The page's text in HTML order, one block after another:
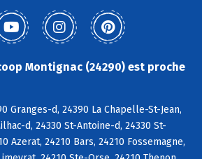
Montignac (24290) est proche
Granges-d, 24390 La Chapelle-St-Jean,
d, 24330 St-Antoine-d, 24330 St-
Azerat, 24210 Bars, 24210 Fossemagne,